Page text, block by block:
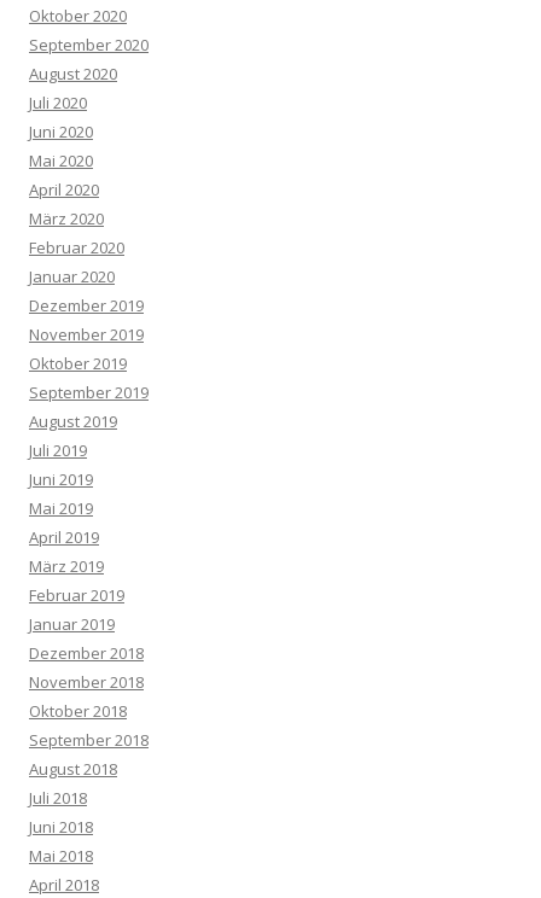
Oktober 2020
September 2020
August 2020
Juli 2020
Juni 2020
Mai 2020
April 2020
März 2020
Februar 2020
Januar 2020
Dezember 2019
November 2019
Oktober 2019
September 2019
August 2019
Juli 2019
Juni 2019
Mai 2019
April 2019
März 2019
Februar 2019
Januar 2019
Dezember 2018
November 2018
Oktober 2018
September 2018
August 2018
Juli 2018
Juni 2018
Mai 2018
April 2018